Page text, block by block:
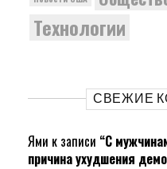
Технологии
СВЕЖИЕ
Ями к записи “С
причина ухудшения